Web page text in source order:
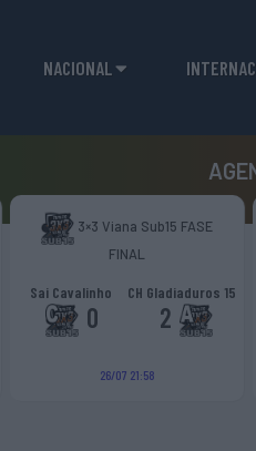
NACIONAL
3×3 Viana Sub15 FASE
FINAL
Sai Cavalinho
0
CH Gladiaduros 15
2
26/07 21:58